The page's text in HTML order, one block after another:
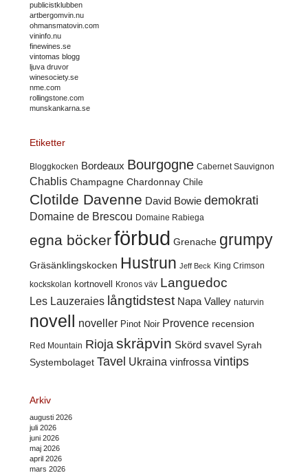
publicistklubben
artbergomvin.nu
ohmansmatovin.com
vininfo.nu
finewines.se
vintomas blogg
ljuva druvor
winesociety.se
nme.com
rollingstone.com
munskankarna.se
Etiketter
Bloggkocken Bordeaux Bourgogne Cabernet Sauvignon
Chablis Champagne Chardonnay Chile
Clotilde Davenne David Bowie demokrati
Domaine de Brescou Domaine Rabiega
egna böckerförbud Grenache grumpy
Gräsänklingskocken Hustrun Jeff Beck King Crimson
kockskolan kortnovell Kronos väv Languedoc
Les Lauzeraies långtidstest Napa Valley naturvin
novell noveller Pinot Noir Provence recension
Red Mountain Rioja skräpvin Skörd svavel Syrah
Systembolaget Tavel Ukraina vinfrossa vintips
Arkiv
augusti 2026
juli 2026
juni 2026
maj 2026
april 2026
mars 2026